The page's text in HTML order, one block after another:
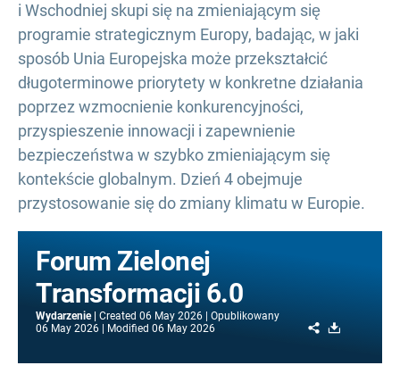
i Wschodniej skupi się na zmieniającym się
programie strategicznym Europy, badając, w jaki
sposób Unia Europejska może przekształcić
długoterminowe priorytety w konkretne działania
poprzez wzmocnienie konkurencyjności,
przyspieszenie innowacji i zapewnienie
bezpieczeństwa w szybko zmieniającym się
kontekście globalnym. Dzień 4 obejmuje
przystosowanie się do zmiany klimatu w Europie.
Forum Zielonej
Transformacji 6.0
Wydarzenie Created 06 May 2026
Opublikowany
06 May 2026
Modified 06 May 2026 Share